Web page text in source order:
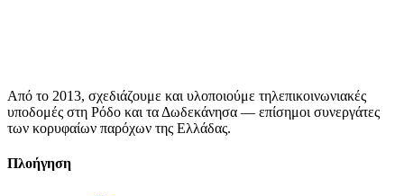
Από το 2013, σχεδιάζουμε και υλοποιούμε τηλεπικοινωνιακές
υποδομές στη Ρόδο και τα Δωδεκάνησα — επίσημοι συνεργάτες
των κορυφαίων παρόχων της Ελλάδας.
Πλοήγηση